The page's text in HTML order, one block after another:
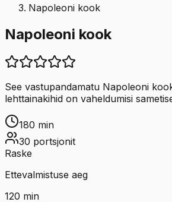
Napoleoni kook
Napoleoni kook
See vastupandamatu Napoleoni
lehttainakihid on vaheldumisi
180 min
30 portsjonit
Raske
Ettevalmistuse aeg
120 min